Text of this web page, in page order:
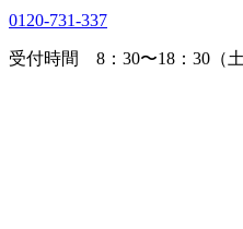
0120-731-337
受付時間 8：30〜18：30（